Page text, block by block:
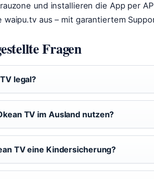
und installieren die App per
waipu.tv aus – mit garantiertem
Fragen
legal?
TV im Ausland nutzen?
TV eine Kindersicherung?